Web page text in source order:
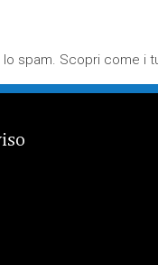
spam. Scopri come i